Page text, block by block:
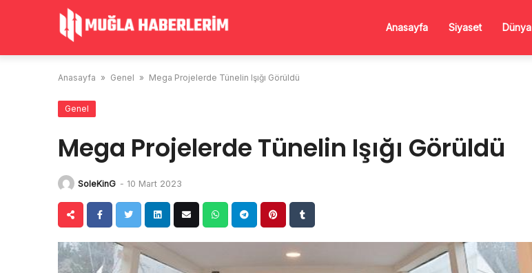
Anasayfa Siyaset Dünya
Anasayfa » Genel » Mega Projelerde Tünelin Işığı Görüldü
Genel
Mega Projelerde Tünelin Işığı Görüldü
SoleKinG - 10 Mart 2023